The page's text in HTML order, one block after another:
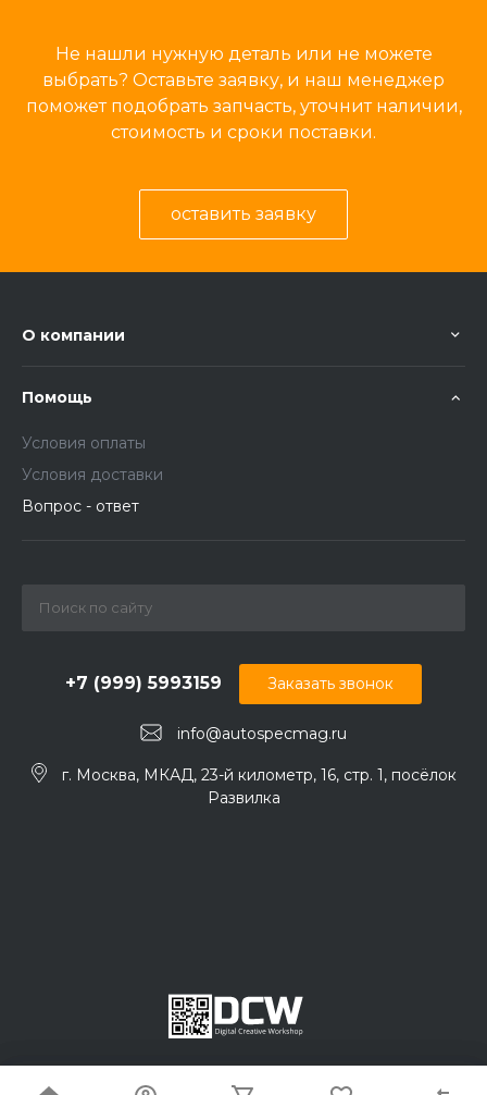
Не нашли нужную деталь или не можете
выбрать? Оставьте заявку, и наш менеджер
поможет подобрать запчасть, уточнит наличии,
стоимость и сроки поставки.
оставить заявку
О компании
Помощь
Условия оплаты
Условия доставки
Вопрос - ответ
+7 (999) 5993159
info@autospecmag.ru
Заказать звонок
г. Москва, МКАД, 23-й километр, 16, стр. 1, посёлок
Развилка
© 2017 – 2026 АвтоСпецМаг.рф – Запчасти для китайских